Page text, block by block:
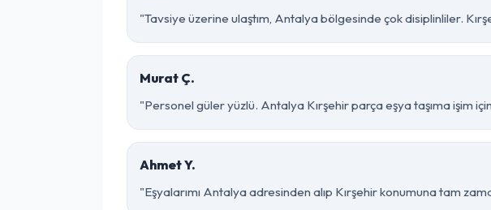
"Tavsiye üzerine ulaştım, Antalya bölgesinde çok disiplinliler.
Murat Ç.
"Personel güler yüzlü. Antalya Kırşehir parça eşya taşıma işim
Ahmet Y.
"Eşyalarımı Antalya adresinden alıp Kırşehir konumuna tam